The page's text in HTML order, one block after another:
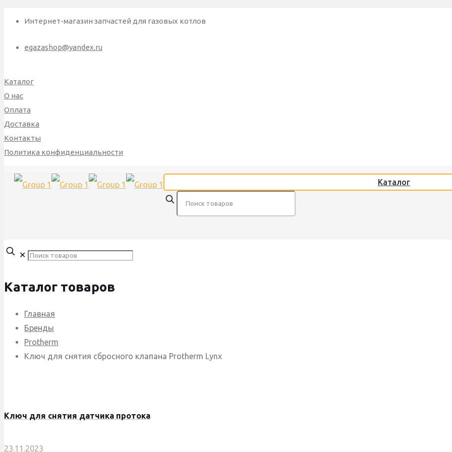
Интернет-магазин запчастей для газовых котлов
egazashop@yandex.ru
Каталог
О нас
Оплата
Доставка
Контакты
Политика конфиденциальности
Каталог
✕
Каталог товаров
Главная
Бренды
Protherm
Ключ для снятия сбросного клапана Protherm Lynx
Ключ для снятия датчика протока
23.11.2023